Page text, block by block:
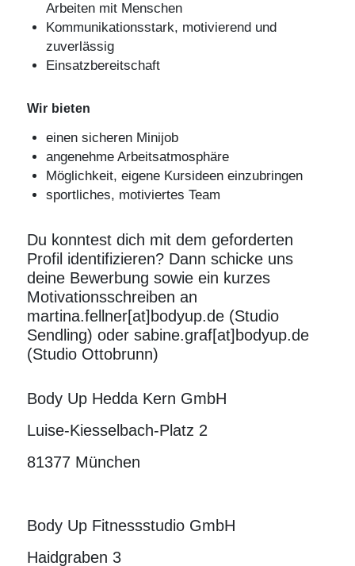
Arbeiten mit Menschen
Kommunikationsstark, motivierend und
zuverlässig
Einsatzbereitschaft
Wir bieten
einen sicheren Minijob
angenehme Arbeitsatmosphäre
Möglichkeit, eigene Kursideen einzubringen
sportliches, motiviertes Team
Du konntest dich mit dem geforderten
Profil identifizieren? Dann schicke uns
deine Bewerbung sowie ein kurzes
Motivationsschreiben an
martina.fellner[at]bodyup.de(Studio
Sendling) oder sabine.graf[at]bodyup.de
(Studio Ottobrunn)
Body Up Hedda Kern GmbH
Luise-Kiesselbach-Platz 2
81377 München
Body Up Fitnessstudio GmbH
Haidgraben 3